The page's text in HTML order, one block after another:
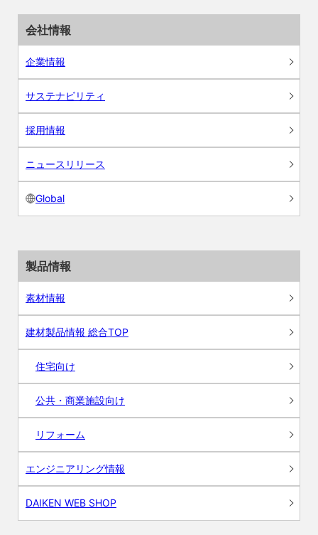
会社情報
企業情報
サステナビリティ
採用情報
ニュースリリース
Global
製品情報
素材情報
建材製品情報 総合TOP
住宅向け
公共・商業施設向け
リフォーム
エンジニアリング情報
DAIKEN WEB SHOP